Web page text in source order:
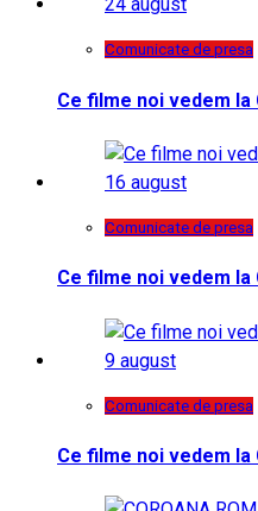
Comunicate de presa
Ce filme noi vedem la
Comunicate de presa
Ce filme noi vedem la
Comunicate de presa
Ce filme noi vedem la